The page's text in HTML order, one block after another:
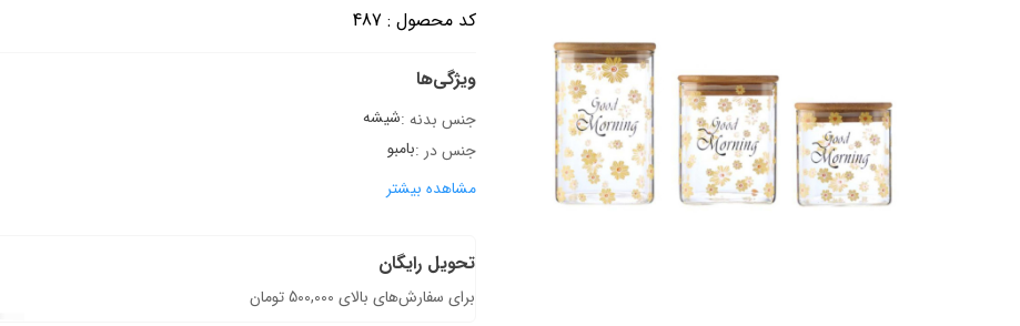
کد محصول : 487
ویژگی‌ها
جنس بدنه :شیشه
جنس در :بامبو
مشاهده بیشتر
تحویل رایگان
برای سفارش‌های بالای 500,000 تومان